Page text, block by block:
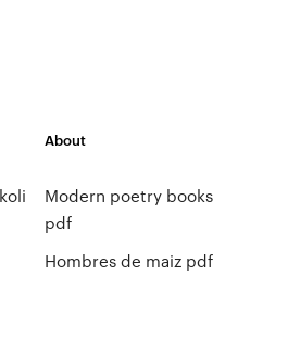
About
Modern poetry books
pdf
Hombres de maiz pdf